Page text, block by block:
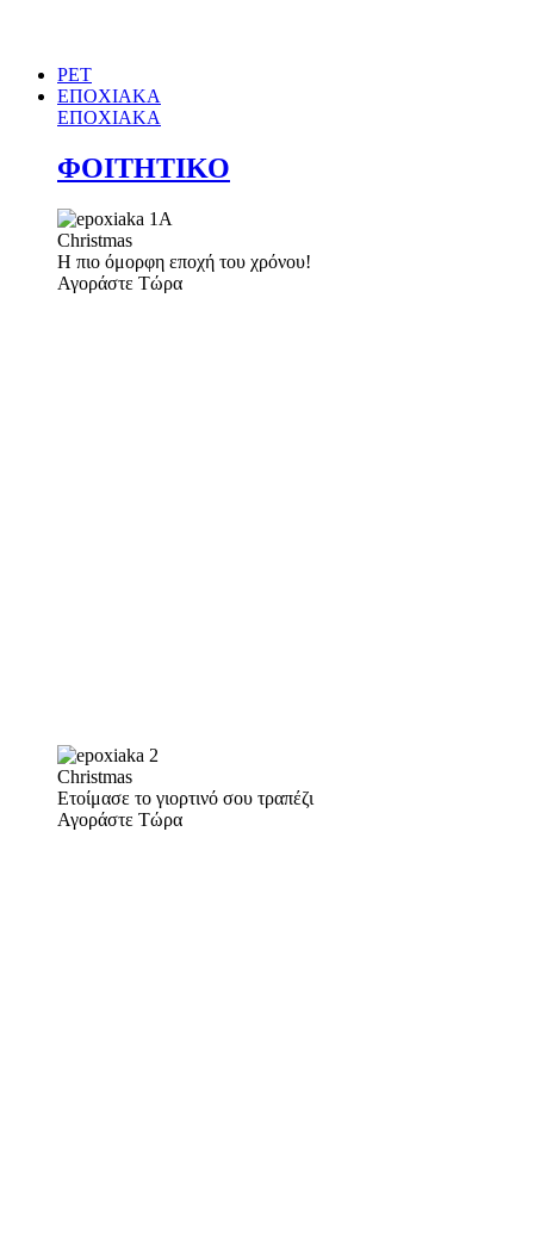
PET
ΕΠΟΧΙΑΚΑ
ΕΠΟΧΙΑΚΑ
ΦΟΙΤΗΤΙΚΟ
Christmas
Η πιο όμορφη εποχή του χρόνου!
Αγοράστε Τώρα
Christmas
Ετοίμασε το γιορτινό σου τραπέζι
Αγοράστε Τώρα